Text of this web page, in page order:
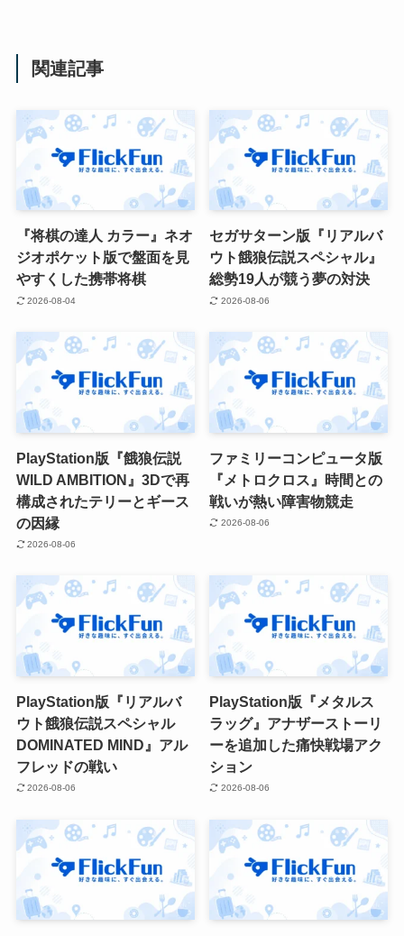
関連記事
『将棋の達人 カラー』ネオ
ジオポケット版で盤面を見
やすくした携帯将棋
2026-08-04
セガサターン版『リアルバ
ウト餓狼伝説スペシャル』
総勢19人が競う夢の対決
2026-08-06
PlayStation版『餓狼伝説
WILD AMBITION』3Dで再
構成されたテリーとギース
の因縁
2026-08-06
ファミリーコンピュータ版
『メトロクロス』時間との
戦いが熱い障害物競走
2026-08-06
PlayStation版『リアルバ
ウト餓狼伝説スペシャル
DOMINATED MIND』アル
フレッドの戦い
2026-08-06
PlayStation版『メタルス
ラッグ』アナザーストーリ
ーを追加した痛快戦場アク
ション
2026-08-06